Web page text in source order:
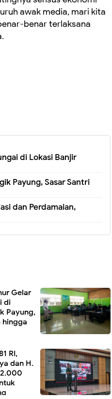
awak media, mari kita
benar terlaksana
di Lokasi Banjir
Payung, Sasar Santri
dan Perdamaian,
Gelar
di
Payung,
hingga
RI,
dan H.